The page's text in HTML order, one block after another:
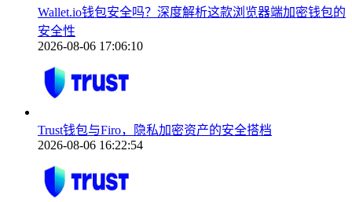
Wallet.io钱包安全吗？深度解析这款浏览器端加密钱包的
安全性
2026-08-06 17:06:10
Trust钱包与Firo，隐私加密资产的安全搭档
2026-08-06 16:22:54